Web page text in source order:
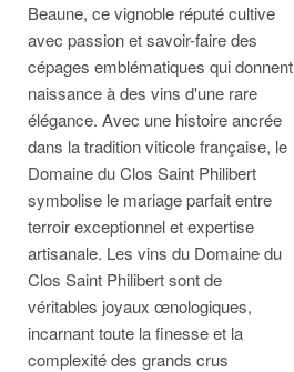
Beaune, ce vignoble réputé cultive
avec passion et savoir-faire des
cépages emblématiques qui donnent
naissance à des vins d'une rare
élégance. Avec une histoire ancrée
dans la tradition viticole française, le
Domaine du Clos Saint Philibert
symbolise le mariage parfait entre
terroir exceptionnel et expertise
artisanale. Les vins du Domaine du
Clos Saint Philibert sont de
véritables joyaux œnologiques,
incarnant toute la finesse et la
complexité des grands crus